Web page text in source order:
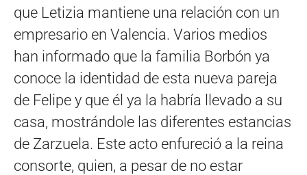
que Letizia mantiene una relación con un
empresario en Valencia. Varios medios
han informado que la familia Borbón ya
conoce la identidad de esta nueva pareja
de Felipe y que él ya la habría llevado a su
casa, mostrándole las diferentes estancias
de Zarzuela. Este acto enfureció a la reina
consorte, quien, a pesar de no estar